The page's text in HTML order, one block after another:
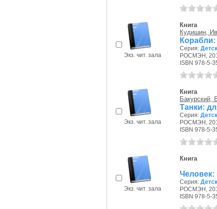
Экз. чит. зала
Книга
Кудишин,
Корабли:
Серия:
РОСМЭН,
ISBN 978-5-
Экз. чит. зала
Книга
Бакурский,
Танки:
Серия:
РОСМЭН,
ISBN 978-5-
Экз. чит. зала
Книга
Человек:
Серия:
РОСМЭН,
ISBN 978-5-